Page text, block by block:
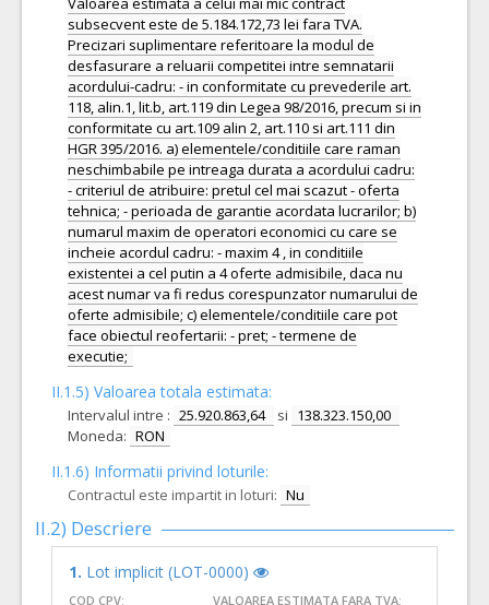
subsecvent este de 5.184.172,73 lei fara TVA.
Precizari suplimentare referitoare la modul de
desfasurare a reluarii competitei intre semnatarii
acordului-cadru: - in conformitate cu prevederile art.
118, alin.1, lit.b, art.119 din Legea 98/2016, precum si in
conformitate cu art.109 alin 2, art.110 si art.111 din
HGR 395/2016. a) elementele/conditiile care raman
neschimbabile pe intreaga durata a acordului cadru:
- criteriul de atribuire: pretul cel mai scazut - oferta
tehnica; - perioada de garantie acordata lucrarilor; b)
numarul maxim de operatori economici cu care se
incheie acordul cadru: - maxim 4 , in conditiile
existentei a cel putin a 4 oferte admisibile, daca nu
acest numar va fi redus corespunzator numarului de
oferte admisibile; c) elementele/conditiile care pot
face obiectul reofertarii: - pret; - termene de
executie;
II.1.5) Valoarea totala estimata:
Intervalul intre : 25.920.863,64 si 138.323.150,00
Moneda: RON
II.1.6) Informatii privind loturile:
Contractul este impartit in loturi: Nu
II.2) Descriere
1. Lot implicit (LOT-0000)
COD CPV:
VALOAREA ESTIMATA FARA TVA: